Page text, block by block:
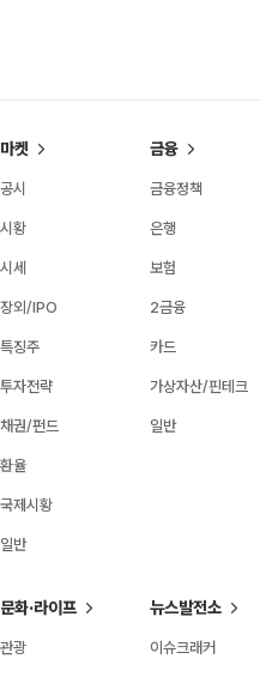
마켓
공시
시황
시세
장외/IPO
특징주
투자전략
채권/펀드
환율
국제시황
일반
금융
금융정책
은행
보험
2금융
카드
가상자산/핀테크
일반
문화·라이프
관광
뉴스발전소
이슈크래커